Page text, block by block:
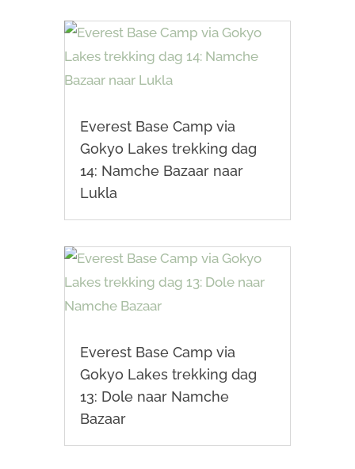
Everest Base Camp via
Gokyo Lakes trekking dag
14: Namche Bazaar naar
Lukla
Everest Base Camp via
Gokyo Lakes trekking dag
13: Dole naar Namche
Bazaar